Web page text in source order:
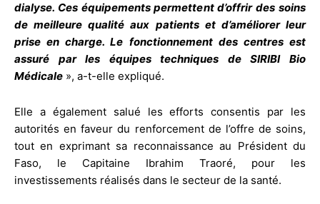
dialyse. Ces équipements permettent d’offrir des soins
de meilleure qualité aux patients et d’améliorer leur
prise en charge. Le fonctionnement des centres est
assuré par les équipes techniques de SIRIBI Bio
Médicale », a-t-elle expliqué.
Elle a également salué les efforts consentis par les
autorités en faveur du renforcement de l’offre de soins,
tout en exprimant sa reconnaissance au Président du
Faso, le Capitaine Ibrahim Traoré, pour les
investissements réalisés dans le secteur de la santé.